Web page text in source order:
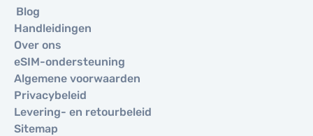
Blog
Handleidingen
Over ons
eSIM-ondersteuning
Algemene voorwaarden
Privacybeleid
Levering- en retourbeleid
Sitemap